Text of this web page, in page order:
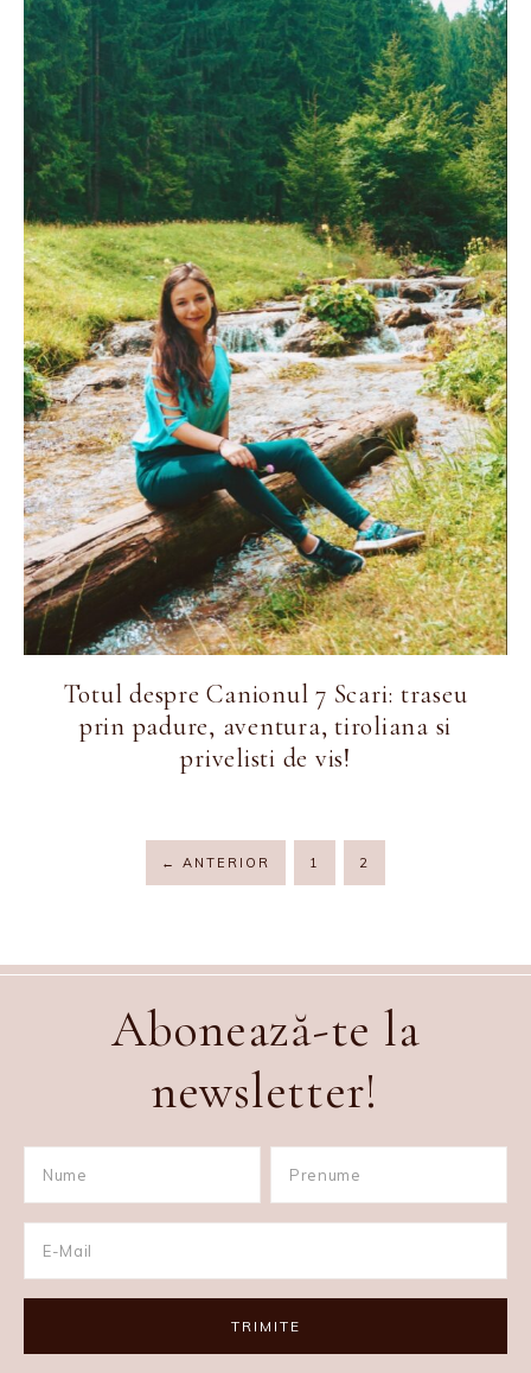
Totul despre Canionul 7 Scari: traseu
prin padure, aventura, tiroliana si
privelisti de vis!
← ANTERIOR 1 2
Abonează-te la
newsletter!